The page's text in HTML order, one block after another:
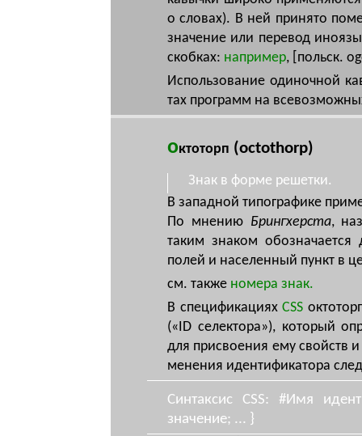
о сло­вах). В ней при­ня­то
зна­че­ние или пе­ре­вод
скоб­ках: на­при­мер, [польск.
Ис­поль­зо­ва­ние оди­ноч­ной
тах про­грамм на
октоторп (octothorp)
Знак в форме решетки.
В западной типографике
По мнению Брингхерста,
таким знаком обозначается
полей и населенный пункт в
см. также номера знак.
В спе­ци­фи­ка­ци­яхCSS
(«ID се­лек­то­ра»), ко­то­рый
для при­сво­е­ния ему свойств
ме­не­ния иден­ти­фи­ка­то­ра
Синтаксис CSS: #Имя
значение; ... }